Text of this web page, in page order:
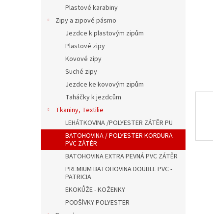
Plastové karabiny
Zipy a zipové pásmo
Jezdce k plastovým zipům
Plastové zipy
Kovové zipy
Suché zipy
Jezdce ke kovovým zipům
Taháčky k jezdcům
Tkaniny, Textilie
LEHÁTKOVINA /POLYESTER ZÁTĚR PU
BATOHOVINA / POLYESTER KORDURA
PVC ZÁTĚR
BATOHOVINA EXTRA PEVNÁ PVC ZÁTĚR
PREMIUM BATOHOVINA DOUBLE PVC -
PATRICIA
EKOKŮŽE - KOŽENKY
PODŠÍVKY POLYESTER